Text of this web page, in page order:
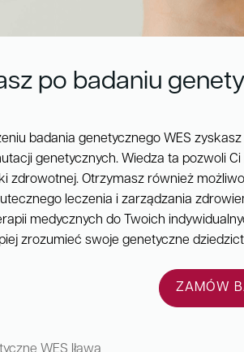
po badaniu
badania genetycznego WES
genetycznych. Wiedza ta pozwoli
zdrowotnej. Otrzymasz również
leczenia i zarządzania
medycznych do Twoich
zrozumieć swoje genetyczne
ZAMÓW